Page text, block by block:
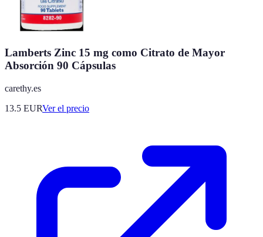
Lamberts Zinc 15 mg como Citrato de Mayor
Absorción 90 Cápsulas
carethy.es
13.5 EURVer el precio